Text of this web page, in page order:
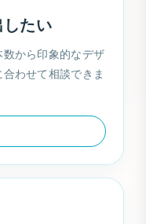
たい
から印象的なデザ
わせて相談できま